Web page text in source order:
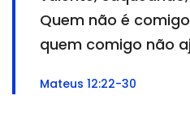
Quem não é
quem comigo não
Mateus 12:22-30